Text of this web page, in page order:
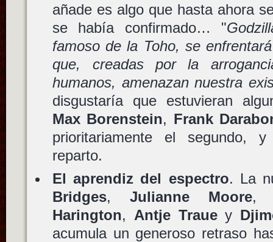
añade es algo que hasta ahora
se había confirmado… "
famoso de la Toho, se
que, creadas por la
humanos, amenazan nuestra
disgustaría que estuvieran
Max Borenstein, Frank
prioritariamente el segundo,
reparto.
El aprendiz del espectro. La
Bridges,Julianne Moore
Harington, Antje Trauey
acumula un generoso retraso